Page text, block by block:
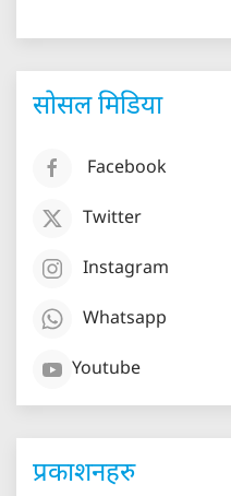
सोसल मिडिया
Facebook
Twitter
Instagram
Whatsapp
Youtube
प्रकाशनहरु